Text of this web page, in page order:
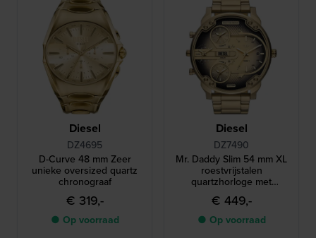
Diesel
DZ4695
D-Curve 48 mm Zeer
unieke oversized quartz
chronograaf
€ 319,-
● Op voorraad
Diesel
DZ7490
Mr. Daddy Slim 54 mm XL
roestvrijstalen
quartzhorloge met
meerdere tijdzones en
datum
€ 449,-
● Op voorraad